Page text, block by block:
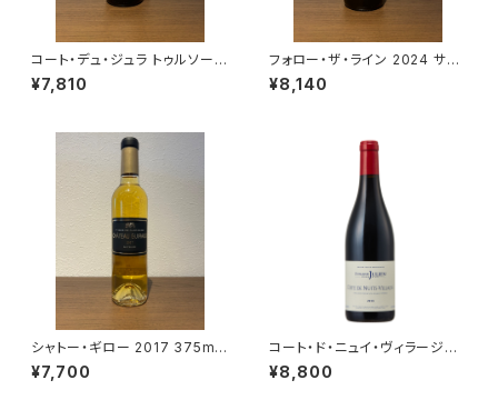
コート・デュ・ジュラ トゥルソー
ド・ラ・ヴァレ 2024 クールベ 赤
ワイン ジュラ フランス 750ml
¥7,810
フォロー・ザ・ライン 2024 サヴ
ェージ 赤ワイン 南アフリカ サン
ソー 750ml
¥8,140
シャトー・ギロー 2017 375ml
ソーテルヌ第1級格付 貴腐ワイ
ン
¥7,700
コート・ド・ニュイ・ヴィラージュ
2018 750ml ドメーヌ・ジュリア
ン・ジェラール＆フィス
¥8,800